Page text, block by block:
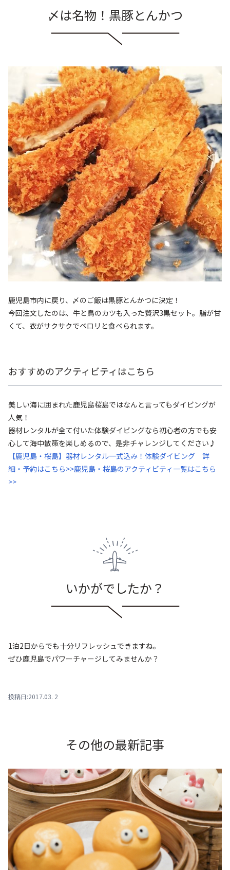
〆は名物！黒豚とんかつ
鹿児島市内に戻り、〆のご飯は黒豚とんかつに決定！
今回注文したのは、牛と鳥のカツも入った贅沢3黒セット。脂が甘
くて、衣がサクサクでペロリと食べられます。
おすすめのアクティビティはこちら
美しい海に囲まれた鹿児島桜島ではなんと言ってもダイビングが
人気！
器材レンタルが全て付いた体験ダイビングなら初心者の方でも安
心して海中散策を楽しめるので、是非チャレンジしてください♪
【鹿児島・桜島】器材レンタル一式込み！体験ダイビング 詳
細・予約はこちら>>鹿児島・桜島のアクティビティ一覧はこちら
>>
いかがでしたか？
1泊2日からでも十分リフレッシュできますね。
ぜひ鹿児島でパワーチャージしてみませんか？
投稿日:2017.03. 2
その他の最新記事